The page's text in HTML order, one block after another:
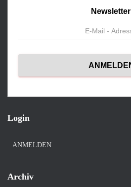
Newsletter
Login
ANMELDEN
Archiv